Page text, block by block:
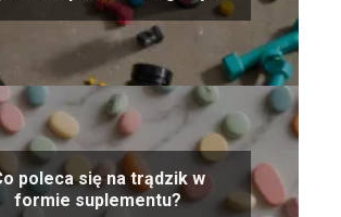
poleca się na trądzik w
formie suplementu?